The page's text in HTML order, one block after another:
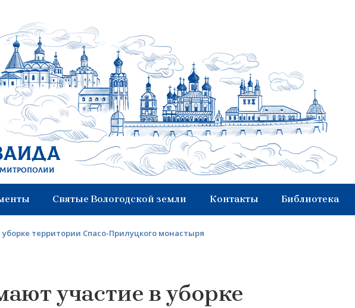
Святые Вологодской земли Контакты Библиотека
территории Спасо-Прилуцкого монастыря
участие в уборке